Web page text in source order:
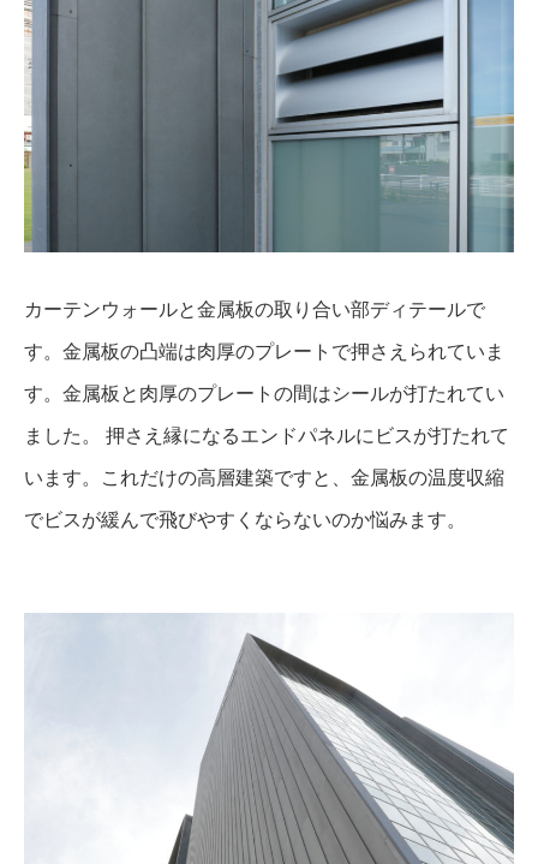
カーテンウォールと金属板の取り合い部ディテールで
す。金属板の凸端は肉厚のプレートで押さえられていま
す。金属板と肉厚のプレートの間はシールが打たれてい
ました。 押さえ縁になるエンドパネルにビスが打たれて
います。これだけの高層建築ですと、金属板の温度収縮
でビスが緩んで飛びやすくならないのか悩みます。